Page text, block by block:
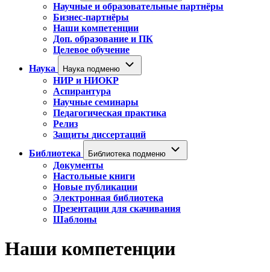
Научные и образовательные партнёры
Бизнес-партнёры
Наши компетенции
Доп. образование и ПК
Целевое обучение
Наука
Наука подменю
НИР и НИОКР
Аспирантура
Научные семинары
Педагогическая практика
Релиз
Защиты диссертаций
Библиотека
Библиотека подменю
Документы
Настольные книги
Новые публикации
Электронная библиотека
Презентации для скачивания
Шаблоны
Наши компетенции